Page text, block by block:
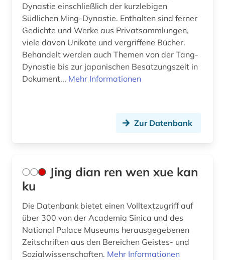
Dynastie einschließlich der kurzlebigen
Südlichen Ming-Dynastie. Enthalten sind ferner
Gedichte und Werke aus Privatsammlungen,
viele davon Unikate und vergriffene Bücher.
Behandelt werden auch Themen von der Tang-
Dynastie bis zur japanischen Besatzungszeit in
Dokument... Mehr Informationen
Zur Datenbank
Jing dian ren wen xue kan
ku
Die Datenbank bietet einen Volltextzugriff auf
über 300 von der Academia Sinica und des
National Palace Museums herausgegebenen
Zeitschriften aus den Bereichen Geistes- und
Sozialwissenschaften. Mehr Informationen